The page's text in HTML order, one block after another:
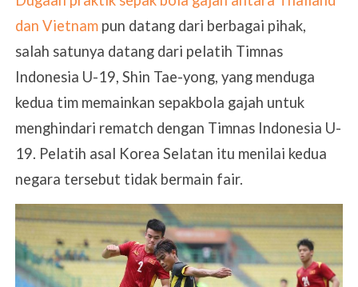
dan Vietnampun datang dari berbagai pihak,
salah satunya datang dari pelatih Timnas
Indonesia U-19, Shin Tae-yong, yang menduga
kedua tim memainkan sepakbola gajah untuk
menghindari rematch dengan Timnas Indonesia U-
19. Pelatih asal Korea Selatan itu menilai kedua
negara tersebut tidak bermain fair.